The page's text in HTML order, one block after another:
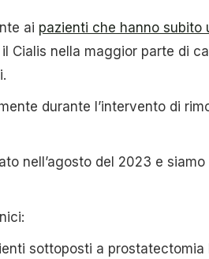
ai pazienti che hanno subito
Cialis nella maggior parte di
durante l’intervento di
nell’agosto del 2023 e
sottoposti a